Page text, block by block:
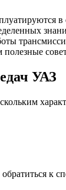
УАЗ